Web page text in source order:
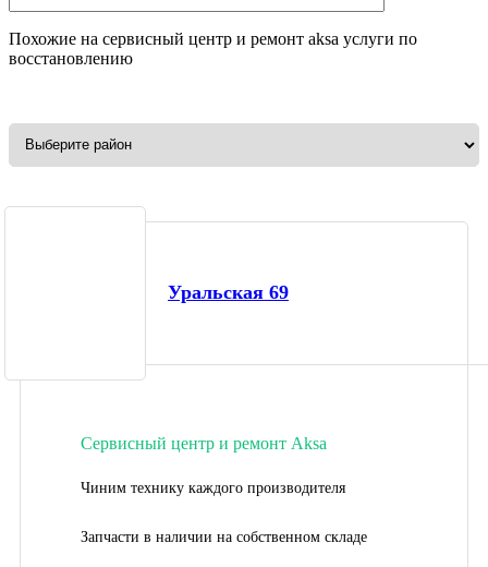
Похожие на сервисный центр и ремонт aksa услуги по
восстановлению
Уральская 69
Сервисный центр и ремонт Aksa
Чиним технику каждого производителя
Запчасти в наличии на собственном складе